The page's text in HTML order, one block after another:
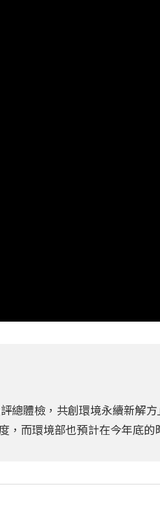
總體檢，共創環境永續新解
，而環境部也預計在今年底的